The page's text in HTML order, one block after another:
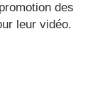
des
leur vidéo.